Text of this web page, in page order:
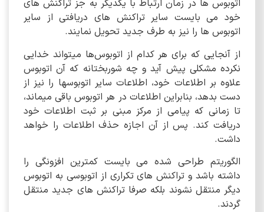
اتوبوس ها در زمان ارتباط با یکدیگر به جز تراکنش های
خود می بایست سایر تراکنش های دریافتی از سایر
اتوبوس ها را نیز به طرف جدید تحویل نمایند.
از آنجایی که برای هر کدام از اتوبوس‌ها میتواند خدایی
نکرده مشکلی پیش آید و چه شوربختانه که آن اتوبوس
علاوه بر اطلاعات خود، اطلاعات سایر اتوبوسها را نیز از
دست بدهد، بنابراین اطلاعات در هر اتوبوس باقی میماند،
تا زمانی که پیامی از مرکز مبنی بر ثبت اطلاعات خود
دریافت کند. پس از آن اجازه حذف اطلاعات را خواهد
داشت.
الگوریتم طراحی شده می بایست کمترین افزونگی را
داشته باشد و تراکنش های تکراری از اتوبوسی به اتوبوس
دیگر منتقل نشوند بلکه صرفا تراکنش های جدید منتقل
گردند.